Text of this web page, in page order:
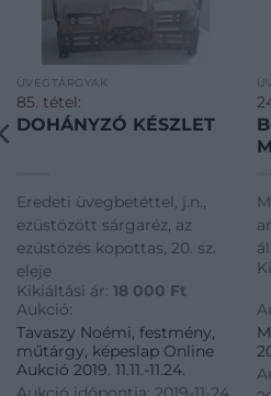
ÜVEGTÁRGYAK
85. tétel:
DOHÁNYZÓ KÉSZLET
Eredeti üvegbetéttel, j.n.,
ezüstözött sárgaréz, az
ezüstözés kopottas, 20. sz.
eleje
Kikiáltási ár: 18 000 Ft
Aukció:
Tavaszy Noémi, festmény,
műtárgy, képeslap Online
Aukció 2019. 11.11.-11.24.
Aukció időpontja: 2019-11-24